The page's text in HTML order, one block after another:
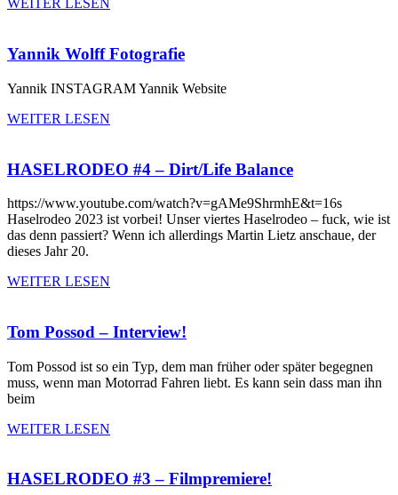
WEITER LESEN
Yannik Wolff Fotografie
Yannik INSTAGRAM Yannik Website
WEITER LESEN
HASELRODEO #4 – Dirt/Life Balance
https://www.youtube.com/watch?v=gAMe9ShrmhE&t=16s
Haselrodeo 2023 ist vorbei! Unser viertes Haselrodeo – fuck, wie ist
das denn passiert? Wenn ich allerdings Martin Lietz anschaue, der
dieses Jahr 20.
WEITER LESEN
Tom Possod – Interview!
Tom Possod ist so ein Typ, dem man früher oder später begegnen
muss, wenn man Motorrad Fahren liebt. Es kann sein dass man ihn
beim
WEITER LESEN
HASELRODEO #3 – Filmpremiere!